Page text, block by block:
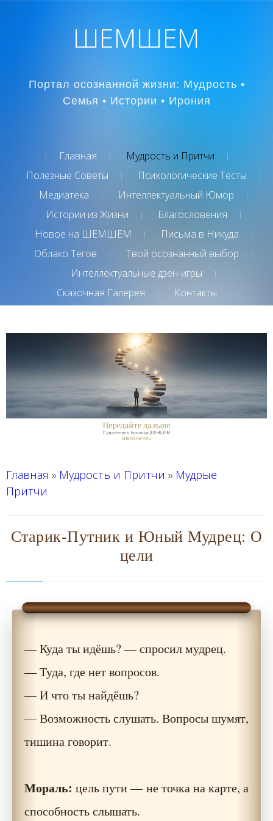
ШЕМШЕМ
Портал осознанной жизни: Мудрость •
Семья • Истории • Ирония
Главная
Мудрость и Притчи
Полезные Советы
Психологические Тесты
Медиатека
Интеллектуальный Юмор
Истории из Жизни
Благословения
Новое на ШЕМШЕМ
Письма в Никуда
Облако Тегов
Твой осознанный выбор
Интеллектуальные дзен-игры
Сказочная Галерея
Контакты
Главная » Мудрость и Притчи » Мудрые
Притчи
Старик‑Путник и Юный Мудрец: О
цели
— Куда ты идёшь? — спросил мудрец.
— Туда, где нет вопросов.
— И что ты найдёшь?
— Возможность слушать. Вопросы шумят,
тишина говорит.
Мораль:цель пути — не точка на карте, а
способность слышать.